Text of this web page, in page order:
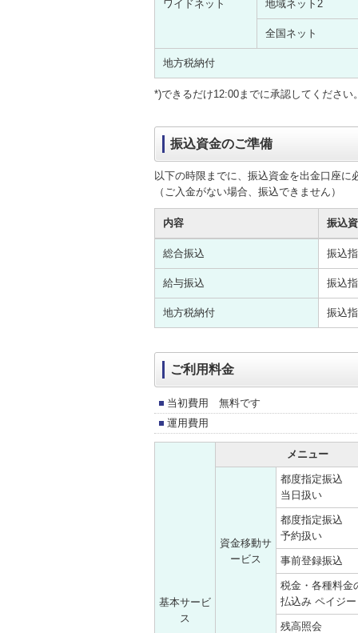
ワイドネット 地域ネット2
全国ネット
地方税納付
*)できるだけ12:00までに承認してください
振込資金のご準備
以下の時限までに、振込資金を出金口座に
（ご入金がない場合、振込できません）
内容 振込
総合振込 振込
給与振込 振込
地方税納付 振込
ご利用料金
当初費用 無料です
運用費用
基本サービ
ス
メニュー
資金移動サ
ービス
都度指定振込
当日扱い
都度指定振込
予約扱い
事前登録振込
税金・各種料金
払込み ペイジー
残高照会